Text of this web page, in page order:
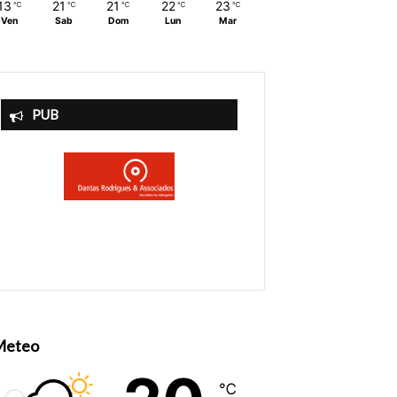
℃
Ven
21 ℃
Sab
21 ℃
Dom
22 ℃
Lun
23 ℃
Mar
PUB
℃